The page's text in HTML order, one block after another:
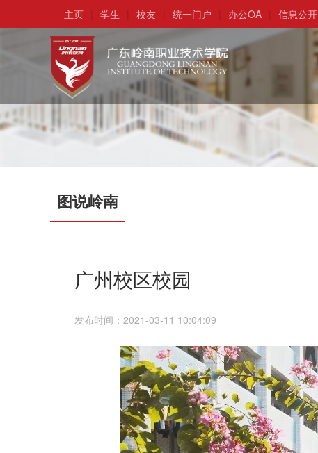
主页 | 学生 | 校友 | 统一门户 | 办公OA | 信息公开
图说岭南
广州校区校园
发布时间：2021-03-11 10:04:09